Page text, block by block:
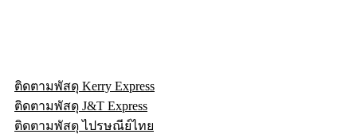
ติดตามพัสดุ Kerry Express
ติดตามพัสดุ J&T Express
ติดตามพัสดุ ไปรษณีย์ไทย